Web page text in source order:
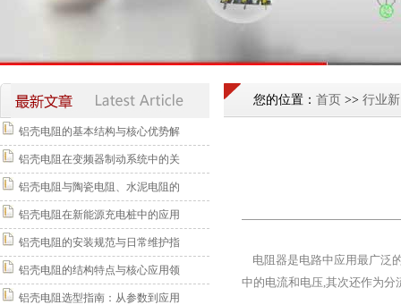
铝壳电阻的基本结构与核心优势解
铝壳电阻在变频器制动系统中的关
铝壳电阻与陶瓷电阻、水泥电阻的
铝壳电阻在新能源充电桩中的应用
铝壳电阻的安装规范与日常维护指
铝壳电阻的结构特点与核心应用领
铝壳电阻选型指南：从参数到应用
您的位置： 首页 >> 行业
电阻器是电路中应用最广泛
中的电流和电压,其次还作为分